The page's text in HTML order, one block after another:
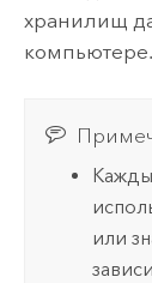
хранилищ
компьютере.
или